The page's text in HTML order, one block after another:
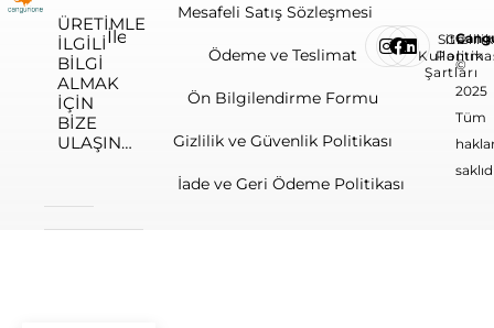
ÜRETIMLE
ILGILI
BILGI
ALMAK
IÇIN
BIZE
ULAŞIN…
Mesafeli Satış Sözleşmesi
Ödeme ve Teslimat
Ön Bilgilendirme Formu
Gizlilik ve Güvenlik Politikası
İade ve Geri Ödeme Politikası
©
2025
Tüm
Site
Kullanım
Şartları
Gizlilik